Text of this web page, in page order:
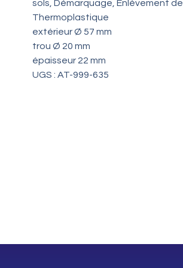
sols, Démarquage, Enlèvement de
Thermoplastique
extérieur Ø 57 mm
trou Ø 20 mm
épaisseur 22 mm
UGS : AT-999-635